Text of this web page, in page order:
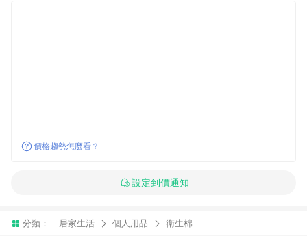
價格趨勢怎麼看？
設定到價通知
分類： 居家生活 個人用品 衛生棉